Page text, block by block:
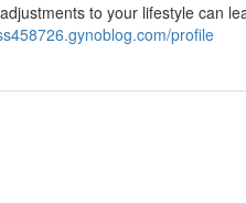
to your lifestyle can
profile